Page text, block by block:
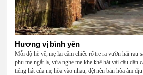
Hương vị bình yên
Mỗi độ hè về, mẹ lại cầm chiếc rổ tre ra vườn hái rau
phụ mẹ ngắt lá, vừa nghe mẹ khe khẽ hát vài câu dân
tiếng hát của mẹ hòa vào nhau, dệt nên bản hòa âm